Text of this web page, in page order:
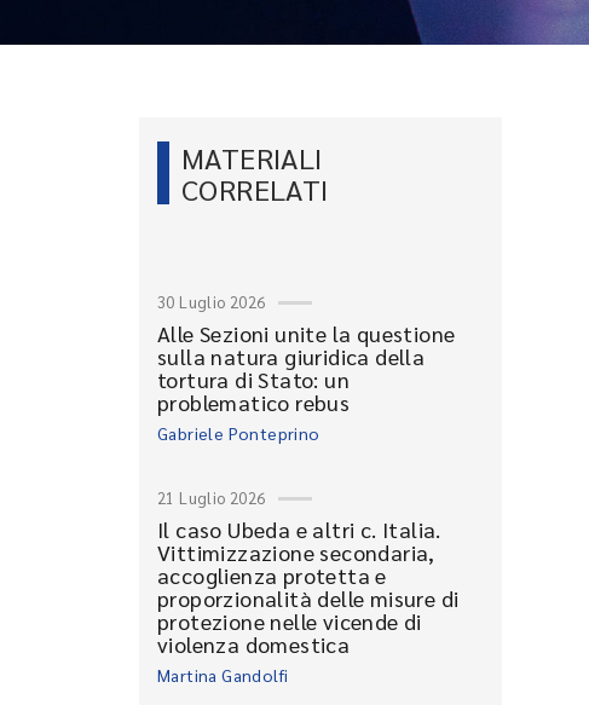
MATERIALI
CORRELATI
30 Luglio 2026
Alle Sezioni unite la questione
sulla natura giuridica della
tortura di Stato: un
problematico rebus
Gabriele Ponteprino
21 Luglio 2026
Il caso Ubeda e altri c. Italia.
Vittimizzazione secondaria,
accoglienza protetta e
proporzionalità delle misure di
protezione nelle vicende di
violenza domestica
Martina Gandolfi